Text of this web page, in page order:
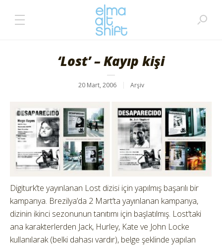
‘Lost’ – Kayıp kişi
20 Mart, 2006 Arşiv
Digiturk’te yayınlanan Lost dizisi için yapılmış başarılı bir
kampanya. Brezilya’da 2 Mart’ta yayınlanan kampanya,
dizinin ikinci sezonunun tanıtımı için başlatılmış. Lost’taki
ana karakterlerden Jack, Hurley, Kate ve John Locke
kullanılarak (belki dahası vardır), belge şeklinde yapılan